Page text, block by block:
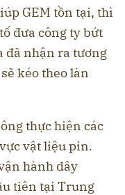
GEM tồn tại, thì
đưa công ty bứt
đã nhận ra tương
kéo theo làn
thực hiện các
vật liệu pin.
hành dây
tiên tại Trung